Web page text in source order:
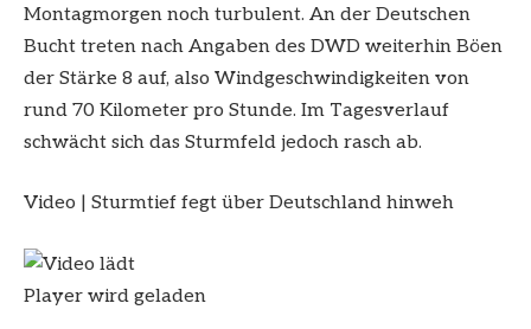
Montagmorgen noch turbulent. An der Deutschen
Bucht treten nach Angaben des DWD weiterhin Böen
der Stärke 8 auf, also Windgeschwindigkeiten von
rund 70 Kilometer pro Stunde. Im Tagesverlauf
schwächt sich das Sturmfeld jedoch rasch ab.
Video Sturmtief fegt über Deutschland hinweh
Player wird geladen